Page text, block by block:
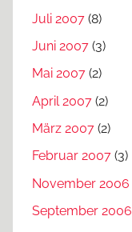
Juli 2007 (8)
Juni 2007 (3)
Mai 2007 (2)
April 2007 (2)
März 2007 (2)
Februar 2007 (3)
November 2006
September 2006